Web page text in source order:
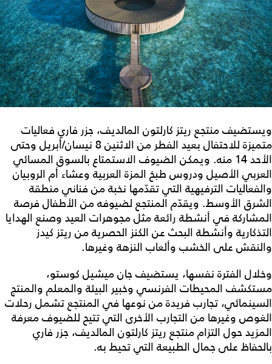
ويستضيف منتجع ريتز كارلتون المالديف، جزر فاري فعاليات
متميزة للاحتفال بعيد الفطر من الاثنين 8 نيسان/أبريل وحتى
الأحد 14 منه. ويمكن الضيوف الاستمتاع بالسوق المسائي
العربي الأصيل ودروس طبخ المزة العربية وعشاء أم الروبيان
والفعاليات الترفيهية التي تقدّمها نخبة من فناني منطقة
الشرق الأوسط. ويقدّم المنتجع لضيوفه من الأطفال فرصة
المشاركة في أنشطة رائعة مثل مجوهرات العيد وصنع الهدايا
التذكارية وأنشطة البحث عن الكنز الحصرية من ريتز كيدز
والنقش على الخشب وألعاب النزهة وغيرها.
وخلال الفترة نفسها، يستضيف جان ميشيل كوستو،
مستكشف المحيطات الفرنسي وخبير البيئة والمعلم والمنتج
السينمائي، تجارب فريدة من نوعها في المنتجع تشمل رحلات
الغوص وغيرها من التجارب الأخرى التي تتيح للضيوف معرفة
المزيد حول التزام منتجع ريتز كارلتون المالديف، جزر فاري
بالحفاظ على جمال الطبيعة التي تحيط به.